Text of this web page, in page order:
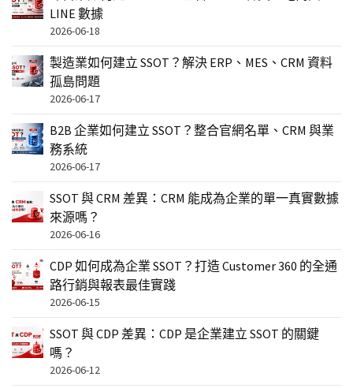
LINE 數據
2026-06-18
製造業如何建立 SSOT？解決 ERP、MES、CRM 資料
孤島問題
2026-06-17
B2B 企業如何建立 SSOT？整合官網名單、CRM 與業
務系統
2026-06-17
SSOT 與 CRM 差異：CRM 能成為企業的單一真實數據
來源嗎？
2026-06-16
CDP 如何成為企業 SSOT？打造 Customer 360 的全通
路行銷與報表最佳實踐
2026-06-15
SSOT 與 CDP 差異：CDP 是企業建立 SSOT 的關鍵
嗎？
2026-06-12